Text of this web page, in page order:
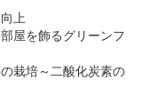
上
飾るグリーンフ
～二酸化炭素の